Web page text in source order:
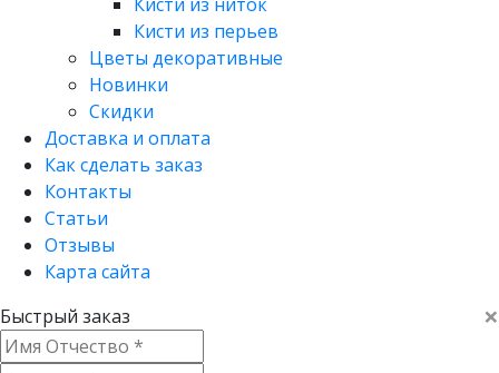
Кисти из перьев
Цветы декоративные
Новинки
Скидки
Доставка и оплата
Как сделать заказ
Контакты
Статьи
Отзывы
Карта сайта
×
Быстрый заказ